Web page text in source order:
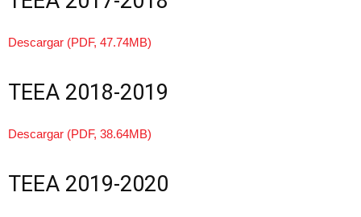
Descargar (PDF, 47.74MB)
TEEA 2018-2019
Descargar (PDF, 38.64MB)
TEEA 2019-2020